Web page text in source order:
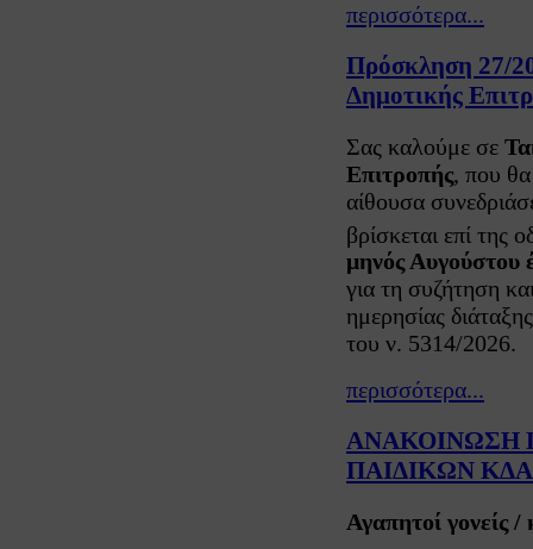
περισσότερα...
Πρόσκληση 27/
Δημοτικής
Σας καλούμε σε
Επιτροπής, που θα
αίθουσα
βρίσκεται επί
μηνός Αυγούστου
για τη συζήτηση
ημερησίας
του ν. 5314/2026.
περισσότερα...
ΑΝΑΚΟΙΝΩΣΗ
ΠΑΙΔΙΚΩΝ
Αγαπητοί γονείς /